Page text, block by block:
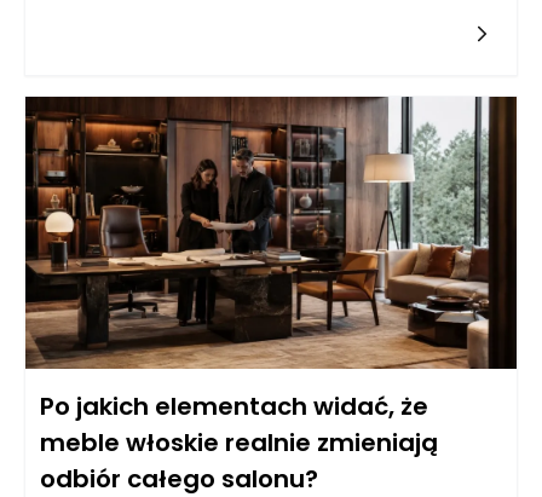
Po jakich elementach widać, że
meble włoskie realnie zmieniają
odbiór całego salonu?